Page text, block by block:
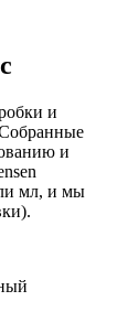
и
и
мл, и мы